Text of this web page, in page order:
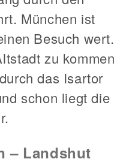
München ist
Besuch wert.
zu kommen
das Isartor
schon liegt die
– Landshut